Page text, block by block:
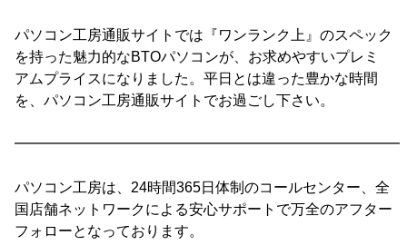
パソコン工房通販サイトでは『ワンランク上』のスペック
を持った魅力的なBTOパソコンが、お求めやすいプレミ
アムプライスになりました。平日とは違った豊かな時間
を、パソコン工房通販サイトでお過ごし下さい。
パソコン工房は、24時間365日体制のコールセンター、全
国店舗ネットワークによる安心サポートで万全のアフター
フォローとなっております。